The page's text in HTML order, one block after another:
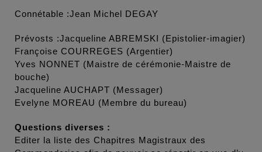
Connétable :Jean Michel DEGAY
Prévosts :Jacqueline ABREMSKI (Epistolier-imagier)
Françoise COURREGES (Argentier)
Yves NONNET (Maistre de cérémonie-Maistre de
bouche)
Jacqueline AUCHAPT (Messager)
Evelyne MOREAU (Membre du bureau)
Questions diverses :
Editer la liste des Chapitres Magistraux des